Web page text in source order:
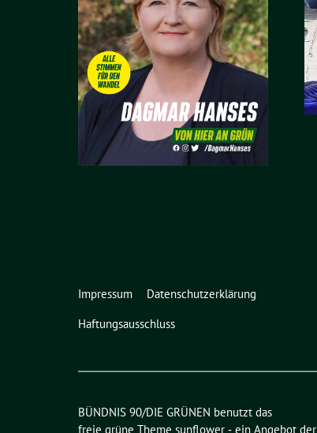
Impressum
Datenschutzerklärung
Haftungsausschluss
BÜNDNIS 90/DIE GRÜNEN benutzt das
freie grüne Theme sunflower ‐ ein Angebot der